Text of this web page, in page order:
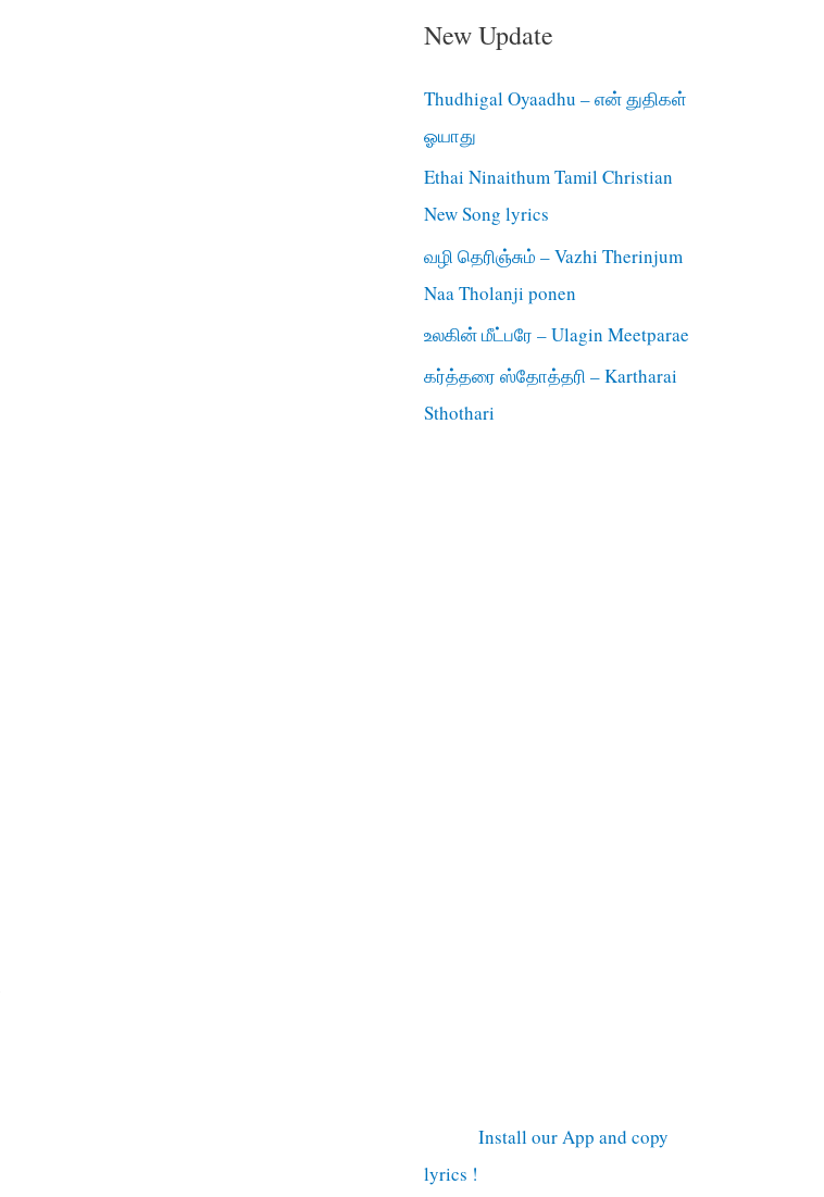
New Update
Thudhigal Oyaadhu – என் துதிகள்
ஓயாது
Ethai Ninaithum Tamil Christian
New Song lyrics
வழி தெரிஞ்சும் – Vazhi Therinjum
Naa Tholanji ponen
உலகின் மீட்பரே – Ulagin Meetparae
கர்த்தரை ஸ்தோத்தரி – Kartharai
Sthothari
Install our App and copy
lyrics !